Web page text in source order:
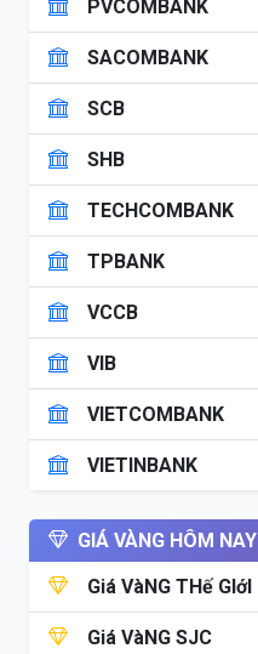
PVCOMBANK
SACOMBANK
SCB
SHB
TECHCOMBANK
TPBANK
VCCB
VIB
VIETCOMBANK
VIETINBANK
GIÁ VÀNG HÔM NAY
Giá VàNG THế GIớI
Giá VàNG SJC